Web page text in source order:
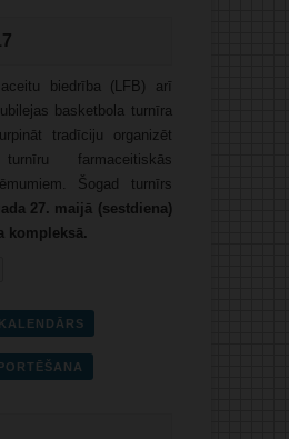
biedrība (LFB) arī
basketbola turnīra
tradīciju organizēt
farmaceitiskās
Šogad turnīrs
27. maijā (sestdiena)
kompleksā.